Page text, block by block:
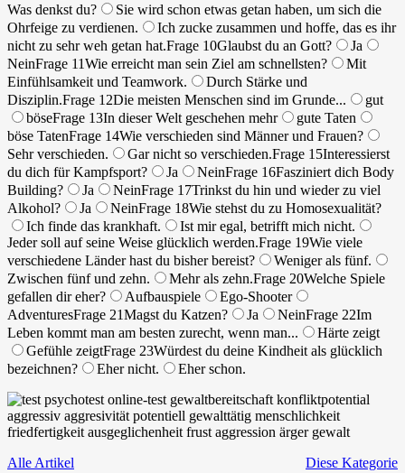
Was denkst du?
Sie wird schon etwas getan haben, um sich die
Ohrfeige zu verdienen.
Ich zucke zusammen und hoffe, das es ihr
nicht zu sehr weh getan hat.Frage 10Glaubst du an Gott?
Ja
NeinFrage 11Wie erreicht man sein Ziel am schnellsten?
Mit
Einfühlsamkeit und Teamwork.
Durch Stärke und
Disziplin.Frage 12Die meisten Menschen sind im Grunde...
gut
böseFrage 13In dieser Welt geschehen mehr
gute Taten
böse TatenFrage 14Wie verschieden sind Männer und Frauen?
Sehr verschieden.
Gar nicht so verschieden.Frage 15Interessierst
du dich für Kampfsport?
Ja NeinFrage 16Fasziniert dich Body
Building?
Ja NeinFrage 17Trinkst du hin und wieder zu viel
Alkohol?
Ja NeinFrage 18Wie stehst du zu Homosexualität?
Ich finde das krankhaft.
Ist mir egal, betrifft mich nicht.
Jeder soll auf seine Weise glücklich werden.Frage 19Wie viele
verschiedene Länder hast du bisher bereist?
Weniger als fünf.
Zwischen fünf und zehn.
Mehr als zehn.Frage 20Welche Spiele
gefallen dir eher?
Aufbauspiele
Ego-Shooter
AdventuresFrage 21Magst du Katzen? Ja NeinFrage 22Im
Leben kommt man am besten zurecht, wenn man...
Härte zeigt
Gefühle zeigtFrage 23Würdest du deine Kindheit als glücklich
bezeichnen?
Eher nicht. Eher schon.
Alle Artikel Diese Kategorie